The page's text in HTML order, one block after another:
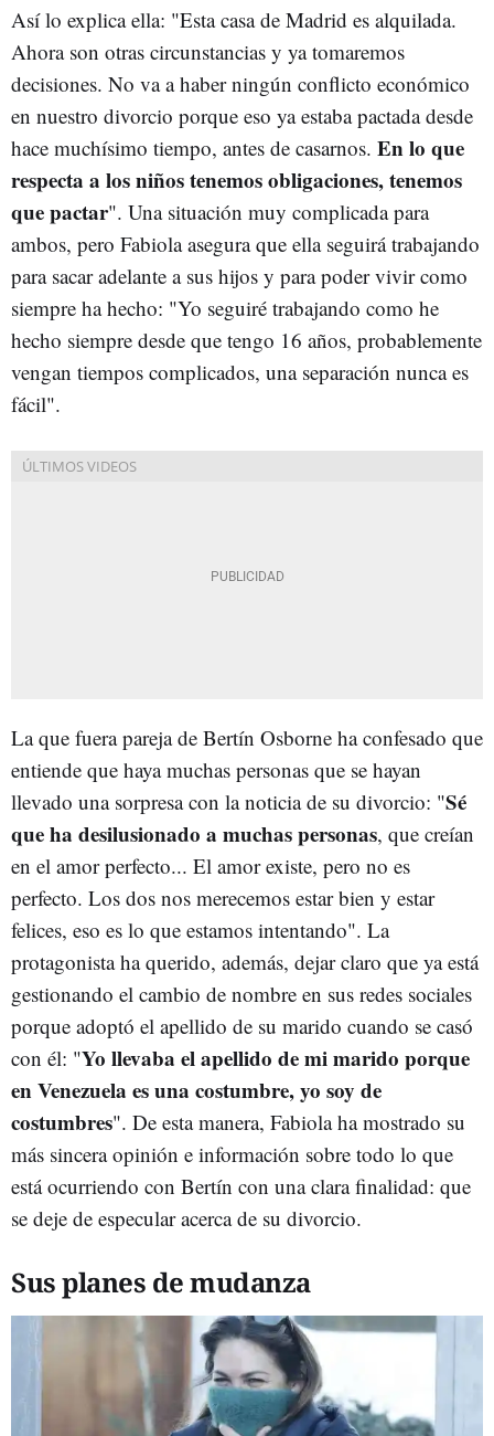
Así lo explica ella: "Esta casa de Madrid es alquilada.
Ahora son otras circunstancias y ya tomaremos
decisiones. No va a haber ningún conflicto económico
en nuestro divorcio porque eso ya estaba pactada desde
hace muchísimo tiempo, antes de casarnos. En lo que
respecta a los niños tenemos obligaciones, tenemos
que pactar". Una situación muy complicada para
ambos, pero Fabiola asegura que ella seguirá trabajando
para sacar adelante a sus hijos y para poder vivir como
siempre ha hecho: "Yo seguiré trabajando como he
hecho siempre desde que tengo 16 años, probablemente
vengan tiempos complicados, una separación nunca es
fácil".
La que fuera pareja de Bertín Osborne ha confesado que
entiende que haya muchas personas que se hayan
llevado una sorpresa con la noticia de su divorcio: "Sé
que ha desilusionado a muchas personas, que creían
en el amor perfecto... El amor existe, pero no es
perfecto. Los dos nos merecemos estar bien y estar
felices, eso es lo que estamos intentando". La
protagonista ha querido, además, dejar claro que ya está
gestionando el cambio de nombre en sus redes sociales
porque adoptó el apellido de su marido cuando se casó
con él: "Yo llevaba el apellido de mi marido porque
en Venezuela es una costumbre, yo soy de
costumbres". De esta manera, Fabiola ha mostrado su
más sincera opinión e información sobre todo lo que
está ocurriendo con Bertín con una clara finalidad: que
se deje de especular acerca de su divorcio.
Sus planes de mudanza